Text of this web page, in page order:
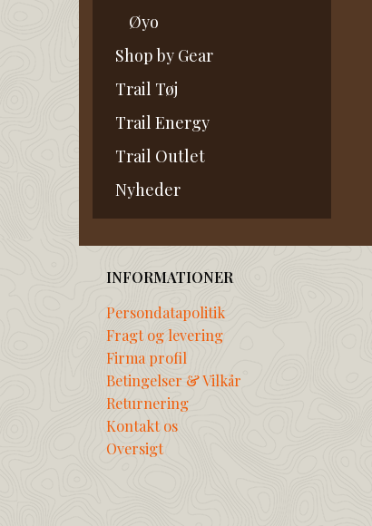
Øyo
Shop by Gear
Trail Tøj
Trail Energy
Trail Outlet
Nyheder
INFORMATIONER
Persondatapolitik
Fragt og levering
Firma profil
Betingelser & Vilkår
Returnering
Kontakt os
Oversigt